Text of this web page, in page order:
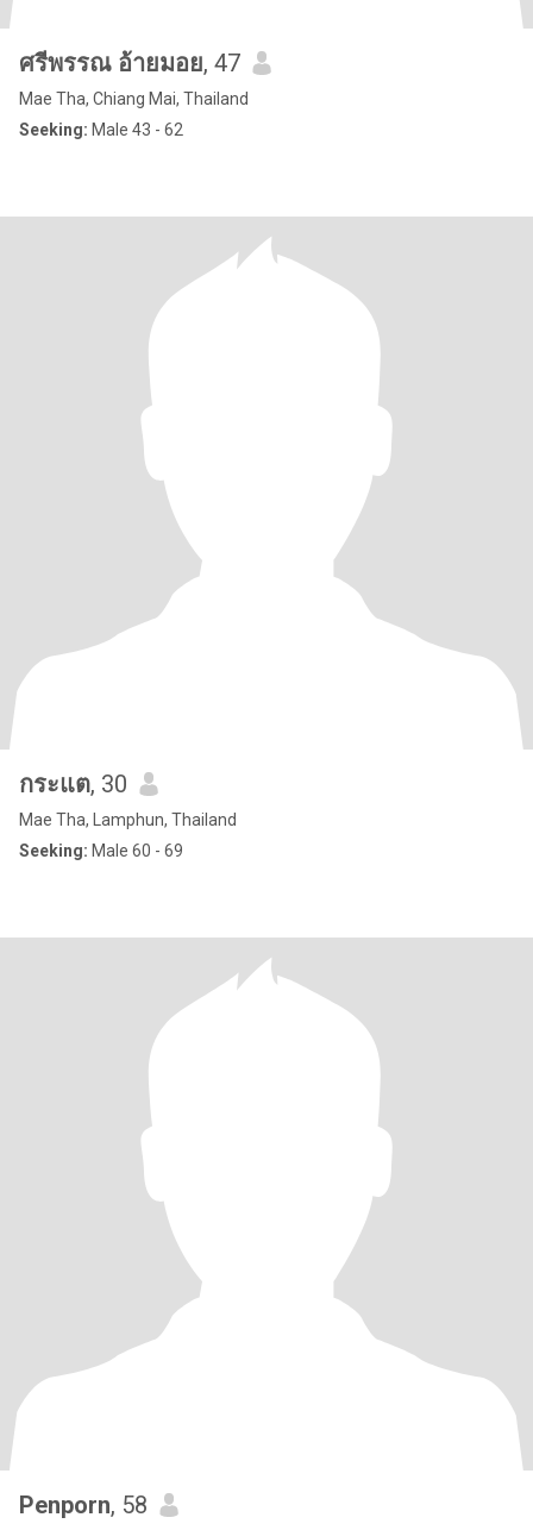
ศรีพรรณ อ้ายมอย, 47
Mae Tha, Chiang Mai, Thailand
Seeking: Male 43 - 62
กระแต, 30
Mae Tha, Lamphun, Thailand
Seeking: Male 60 - 69
Penporn, 58